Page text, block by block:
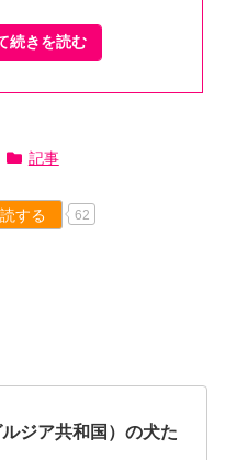
続きを読む
記事
する 62
ジア共和国）の犬た